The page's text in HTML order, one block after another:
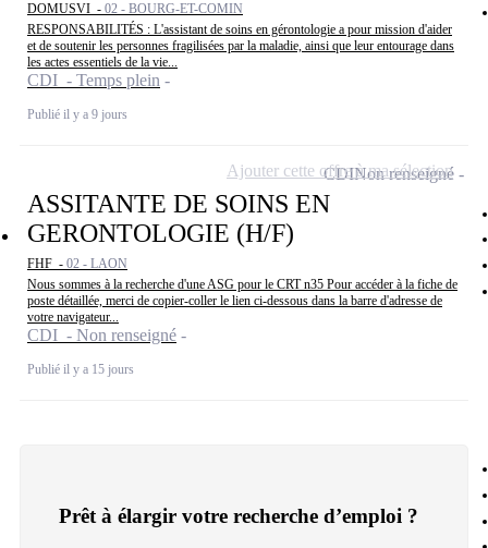
DOMUSVI - 02 - BOURG-ET-COMIN
RESPONSABILITÉS : L'assistant de soins en gérontologie a pour mission d'aider
et de soutenir les personnes fragilisées par la maladie, ainsi que leur entourage dans
les actes essentiels de la vie...
CDI - Temps plein
Publié il y a 9 jours
ASSITANTE DE SOINS EN
GERONTOLOGIE (H/F)
FHF - 02 - LAON
Nous sommes à la recherche d'une ASG pour le CRT n35 Pour accéder à la fiche de
poste détaillée, merci de copier-coller le lien ci-dessous dans la barre d'adresse de
votre navigateur...
CDI - Non renseigné
Publié il y a 15 jours
CDINon renseigné
Ajouter cette offre à ma sélection
Prêt à élargir votre recherche d’emploi ?